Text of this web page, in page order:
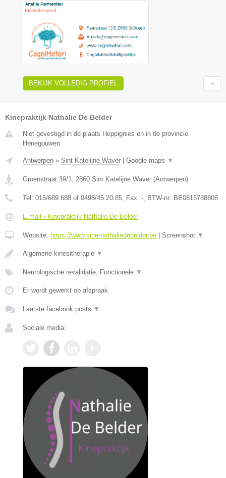
BEKIJK VOLLEDIG PROFIEL
Kinepraktijk Nathalie De Belder
Niet gevestigd in de plaats Heppignies en in de provincie
Henegouwen.
Antwerpen » Sint Katelijne Waver | Google maps ▼
Groenstraat 39/1 2860 Sint Katelijne Waver (Antwerpen)
Tel: 015/689.688 of 0498/45.20.85 , Fax: - , BTW-nr: BE0815788806
E-mail › Kinepraktijk Nathalie De Belder
Website: https://www.kine-nathaliedebelder.be | Screenshot ▼
Algemene kinesitherapie ▼
Neurologische revalidatie, Functionele ▼
Er wordt gewerkt op afspraak.
Laatste facebook posts ▼
Sociale media: